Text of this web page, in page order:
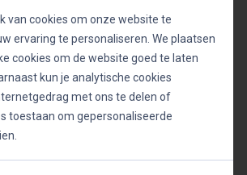
geciteerd in media als expert op
om complexe ideeën op
manier te presenteren, samen
en boeiende spreekstijl,
gewilde spreker voor een breed
van cookies om onze website te
ervaring te personaliseren. We plaatsen
cookies om de website goed te laten
kun je analytische cookies
met ons te delen of
toestaan om gepersonaliseerde